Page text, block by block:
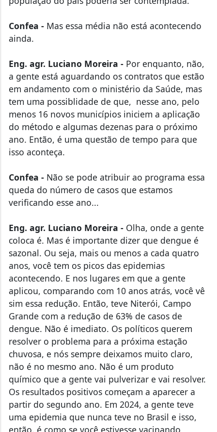
ainda.
a gente está aguardando os contratos que estão
em andamento com o ministério da Saúde, mas
tem uma possiblidade de que, nesse ano, pelo
menos 16 novos municípios iniciem a aplicação
do método e algumas dezenas para o próximo
ano. Então, é uma questão de tempo para que
isso aconteça.
queda do número de casos que estamos
verificando esse ano...
coloca é. Mas é importante dizer que dengue é
sazonal. Ou seja, mais ou menos a cada quatro
anos, você tem os picos das epidemias
acontecendo. E nos lugares em que a gente
aplicou, comparando com 10 anos atrás, você vê
sim essa redução. Então, teve Niterói, Campo
Grande com a redução de 63% de casos de
dengue. Não é imediato. Os políticos querem
resolver o problema para a próxima estação
chuvosa, e nós sempre deixamos muito claro,
não é no mesmo ano. Não é um produto
químico que a gente vai pulverizar e vai resolver.
Os resultados positivos começam a aparecer a
partir do segundo ano. Em 2024, a gente teve
uma epidemia que nunca teve no Brasil e isso,
então, é como se você estivesse vacinando